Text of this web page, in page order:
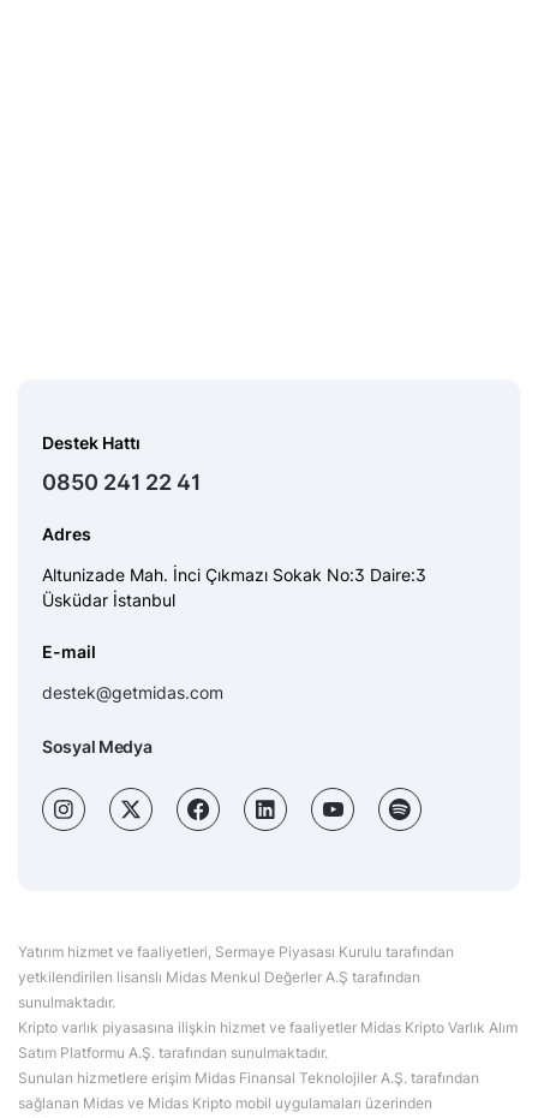
Destek Hattı
0850 241 22 41
Adres
Altunizade Mah. İnci Çıkmazı Sokak No:3 Daire:3
Üsküdar İstanbul
E-mail
destek@getmidas.com
Sosyal Medya
Yatırım hizmet ve faaliyetleri, Sermaye Piyasası Kurulu tarafından
yetkilendirilen lisanslı Midas Menkul Değerler A.Ş tarafından
sunulmaktadır.
Kripto varlık piyasasına ilişkin hizmet ve faaliyetler Midas Kripto Varlık Alım
Satım Platformu A.Ş. tarafından sunulmaktadır.
Sunulan hizmetlere erişim Midas Finansal Teknolojiler A.Ş. tarafından
sağlanan Midas ve Midas Kripto mobil uygulamaları üzerinden